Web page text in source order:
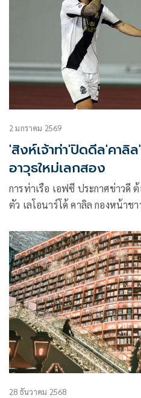
2 มกราคม 2569
'สิงห์เจ้าท่า'ปิดดีล'คาลิ
อาวุธใหม่เลกสอง⁣
การท่าเรือ เอฟซี ประกาศข่าวดี
ตัว เลโอนาร์โด้ คาลิล กองหน้าช
2025/26 อย่างเป็นทางการ ⁣
28 ธันวาคม 2568